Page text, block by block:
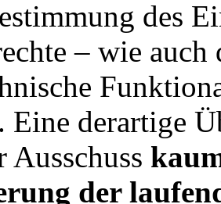
des
– wie
Eine derartige
Ausschuss
der